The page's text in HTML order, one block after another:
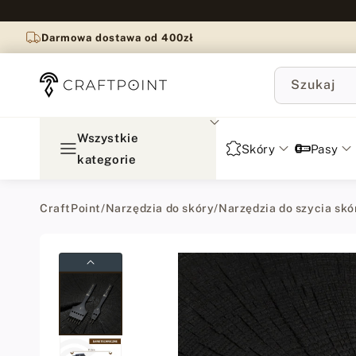
Darmowa dostawa od 400zł
Szukaj
Wszystkie
kategorie
Skóry Pasy
CraftPoint/Narzędzia do skóry/Narzędzia do szycia
do